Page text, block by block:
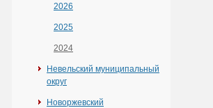
2026
2025
2024
Невельский муниципальный
округ
Новоржевский